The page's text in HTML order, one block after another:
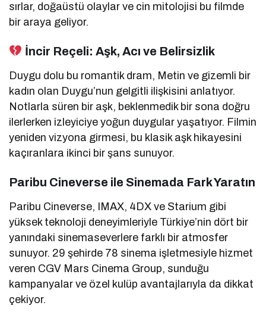
sırlar, doğaüstü olaylar ve cin mitolojisi bu filmde
bir araya geliyor.
İncir Reçeli: Aşk, Acı ve Belirsizlik
Duygu dolu bu romantik dram, Metin ve gizemli bir
kadın olan Duygu’nun gelgitli ilişkisini anlatıyor.
Notlarla süren bir aşk, beklenmedik bir sona doğru
ilerlerken izleyiciye yoğun duygular yaşatıyor. Filmin
yeniden vizyona girmesi, bu klasik aşk hikayesini
kaçıranlara ikinci bir şans sunuyor.
Paribu Cineverse ile Sinemada Fark Yaratın
Paribu Cineverse, IMAX, 4DX ve Starium gibi
yüksek teknoloji deneyimleriyle Türkiye’nin dört bir
yanındaki sinemaseverlere farklı bir atmosfer
sunuyor. 29 şehirde 78 sinema işletmesiyle hizmet
veren CGV Mars Cinema Group, sunduğu
kampanyalar ve özel kulüp avantajlarıyla da dikkat
çekiyor.